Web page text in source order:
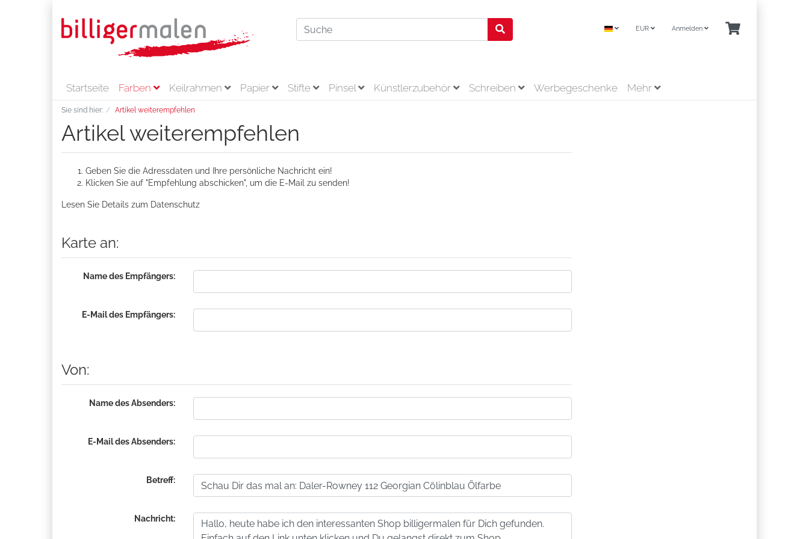
EUR Anmelden
Startseite Farben Keilrahmen Papier Stifte Pinsel Künstlerzubehör Schreiben Werbegeschenke Mehr
Sie sind hier: Artikel weiterempfehlen
Artikel weiterempfehlen
Geben Sie die Adressdaten und Ihre persönliche Nachricht ein!
Klicken Sie auf "Empfehlung abschicken", um die E-Mail zu senden!
Lesen Sie Details zum Datenschutz
Karte an:
Name des Empfängers:
E-Mail des Empfängers:
Von:
Name des Absenders:
E-Mail des Absenders:
Betreff:
Nachricht: